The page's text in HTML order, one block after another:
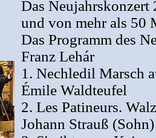
Das
und von mehr als 50
Das Programm des
Franz Lehár
1. Nechledil Marsch
Émile Waldteufel
2. Les Patineurs.
Johann Strauß (Sohn)